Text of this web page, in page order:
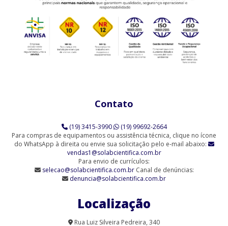
(SL-92/H)
Agitador Magnético Analógico com Aquecimento (SL-91/A)
Agitador Magnético Analógico com Aquecimento 10 Provas (SL-
91/10)
Agitador Magnético Analógico com Aquecimento 6 Provas (SL-
Agitador Magnético Analógico sem Aquecimento (SL-90)
Agitador Magnético Analógico sem Aquecimento - 6 Provas (SL-
Contato
(19) 3415-3990
(19) 99692-2664
Para compras de equipamentos ou assistência técnica, clique no ícone
do WhatsApp à direita ou envie sua solicitação pelo e-mail abaixo:
vendas1@solabcientifica.com.br
Para envio de currículos:
selecao@solabcientifica.com.br Canal de denúncias:
denuncia@solabcientifica.com.br
Localização
Rua Luiz Silveira Pedreira, 340